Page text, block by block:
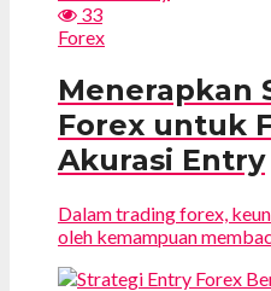
33
Forex
Menerapkan
Forex untuk
Akurasi Entry
Dalam trading forex,
oleh kemampuan